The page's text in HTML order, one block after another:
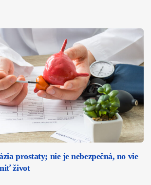
prostaty; nie je nebezpečná, no vie
život